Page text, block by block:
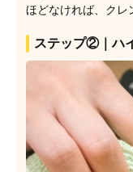
ほどなければ、クレ
ステップ②｜ハ